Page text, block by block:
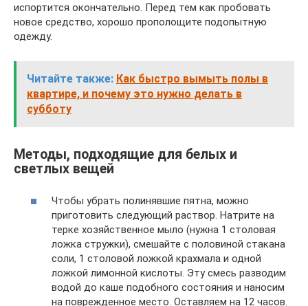
испортится окончательно. Перед тем как пробовать
новое средство, хорошо прополощите подопытную
одежду.
Читайте также: Как быстро вымыть полы в
квартире, и почему это нужно делать в
субботу
Методы, подходящие для белых и
светлых вещей
Чтобы убрать полинявшие пятна, можно
приготовить следующий раствор. Натрите на
терке хозяйственное мыло (нужна 1 столовая
ложка стружки), смешайте с половиной стакана
соли, 1 столовой ложкой крахмала и одной
ложкой лимонной кислоты. Эту смесь разводим
водой до каше подобного состояния и наносим
на поврежденное место. Оставляем на 12 часов.